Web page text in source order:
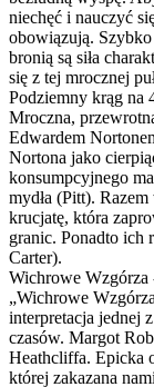
niechęć i nauczyć
obowiązują.
bronią są siła
się z tej mrocznej
Podziemny krąg
Mroczna,
Edwardem
Nortona jako
konsumpcyjnego
mydła (Pitt).
krucjatę, która
granic. Ponadto ich
Carter).
Wichrowe
„Wichrowe
interpretacja jednej
czasów. Margot
Heathcliffa. Epicka
której zakazana